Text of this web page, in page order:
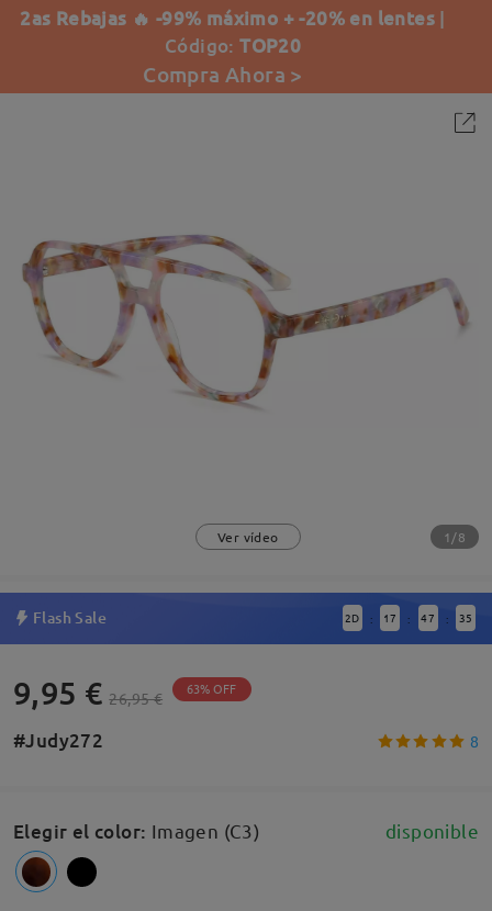
2as Rebajas 🔥 -99% máximo + -20% en lentes |
Código:TOP20
Compra Ahora >
Ver vídeo 1/8
Flash Sale 2D : 17 : 47 : 34
9,95 € 26,95 € 63% OFF
#Judy272 8
Elegir el color: Imagen (C3) disponible